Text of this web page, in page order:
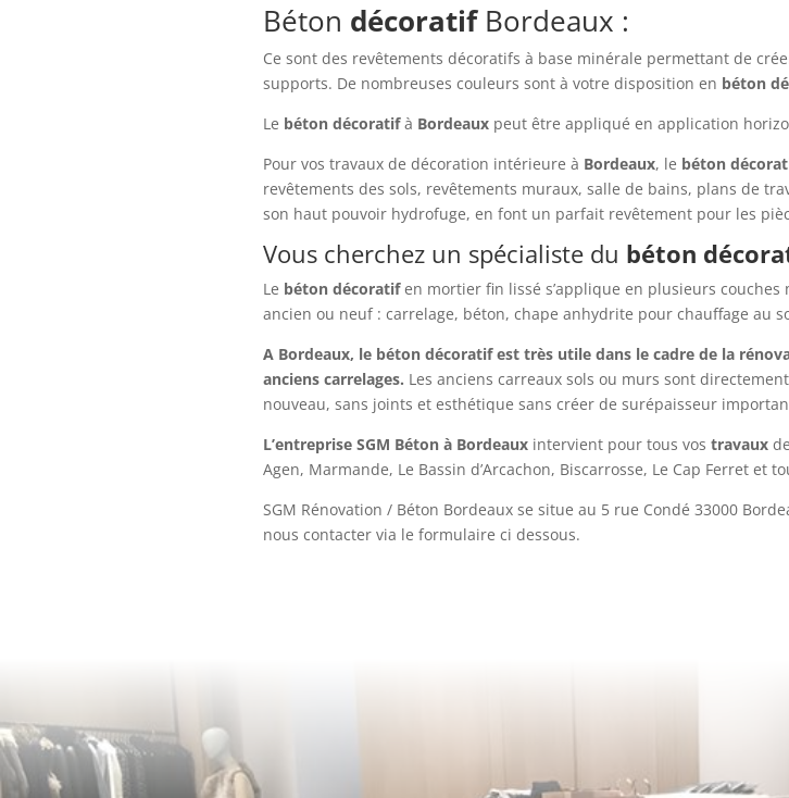
Béton décoratifBordeaux :
Ce sont des revêtements décoratifs à base minérale permettant de
supports. De nombreuses couleurs sont à votre disposition en béton
Le béton décoratifà Bordeauxpeut être appliqué en application
Pour vos travaux de décoration intérieure à Bordeaux, le béton
revêtements des sols, revêtements muraux, salle de bains, plans de
son haut pouvoir hydrofuge, en font un parfait revêtement pour les
Vous cherchez un spécialiste du béton
Le béton décoratifen mortier fin lissé s’applique en plusieurs
ancien ou neuf : carrelage, béton, chape anhydrite pour chauffage au
A Bordeaux, le béton décoratif est très utile dans le cadre de la
anciens carrelages. Les anciens carreaux sols ou murs sont
nouveau, sans joints et esthétique sans créer de surépaisseur
L’entreprise SGM Béton à Bordeauxintervient pour tous vos travauxde
Agen, Marmande, Le Bassin d’Arcachon, Biscarrosse, Le Cap Ferret et
SGM Rénovation / Béton Bordeaux se situe au 5 rue Condé 33000
nous contacter via le formulaire ci dessous.